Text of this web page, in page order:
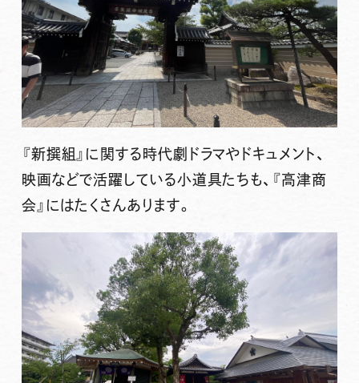
『新撰組』に関する時代劇ドラマやドキュメント、
映画などで活躍している小道具たちも、『高津商
会』にはたくさんあります。